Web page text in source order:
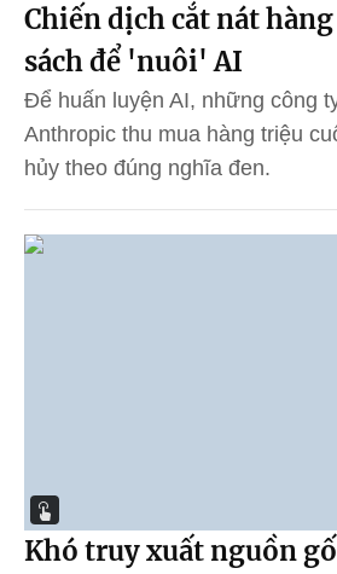
Chiến dịch cắt nát
sách để 'nuôi' AI
Để huấn luyện AI, những công
Anthropic thu mua hàng triệu
hủy theo đúng nghĩa đen.
Khó truy xuất nguồn